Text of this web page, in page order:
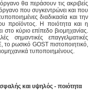
θα περάσουν τις ακριβείς
που συγκεντρώνει και που
διαδικασία και την
προϊόντος. Η ποιότητα και η
κύριο επίπεδο βιομηχανίας.
σημαντικές επαγγελματικές
ρωσικό GOST πιστοποιητικό,
τυποποιημένους.
και υψηλός - ποιότητα